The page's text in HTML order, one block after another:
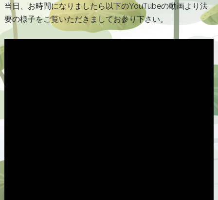
当日、お時間になりましたら以下のYouTubeの動画より法
要の様子をご覧いただきましてお参り下さい。